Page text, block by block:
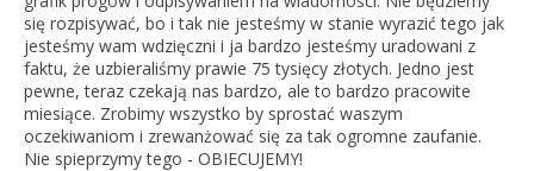
się rozpisywać, bo i tak nie jesteśmy w stanie wyrazić tego jak
jesteśmy wam wdzięczni i ja bardzo jesteśmy uradowani z
faktu, że uzbieraliśmy prawie 75 tysięcy złotych. Jedno jest
pewne, teraz czekają nas bardzo, ale to bardzo pracowite
miesiące. Zrobimy wszystko by sprostać waszym
oczekiwaniom i zrewanżować się za tak ogromne zaufanie.
Nie spieprzymy tego - OBIECUJEMY!